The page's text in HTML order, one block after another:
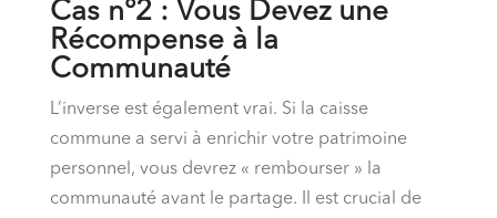
Cas n°2 : Vous Devez une
Récompense à la
Communauté
L’inverse est également vrai. Si la caisse
commune a servi à enrichir votre patrimoine
personnel, vous devrez « rembourser » la
communauté avant le partage. Il est crucial de